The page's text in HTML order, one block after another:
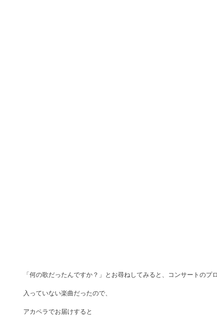
「何の歌だったんですか？」とお尋ねしてみると、コンサートのプ
入っていない楽曲だったので、
アカペラでお届けすると